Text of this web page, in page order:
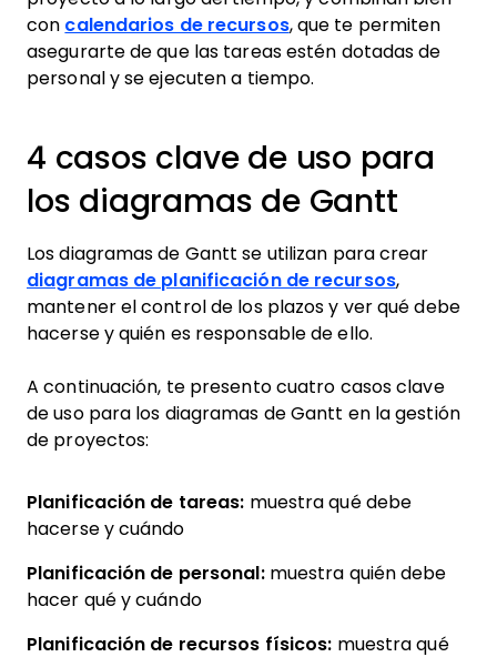
con calendarios de recursos, que te permiten
asegurarte de que las tareas estén dotadas de
personal y se ejecuten a tiempo.
4 casos clave de uso para
los diagramas de Gantt
Los diagramas de Gantt se utilizan para crear
diagramas de planificación de recursos,
mantener el control de los plazos y ver qué debe
hacerse y quién es responsable de ello.
A continuación, te presento cuatro casos clave
de uso para los diagramas de Gantt en la gestión
de proyectos:
Planificación de tareas: muestra qué debe
hacerse y cuándo
Planificación de personal:muestra quién debe
hacer qué y cuándo
Planificación de recursos físicos: muestra qué